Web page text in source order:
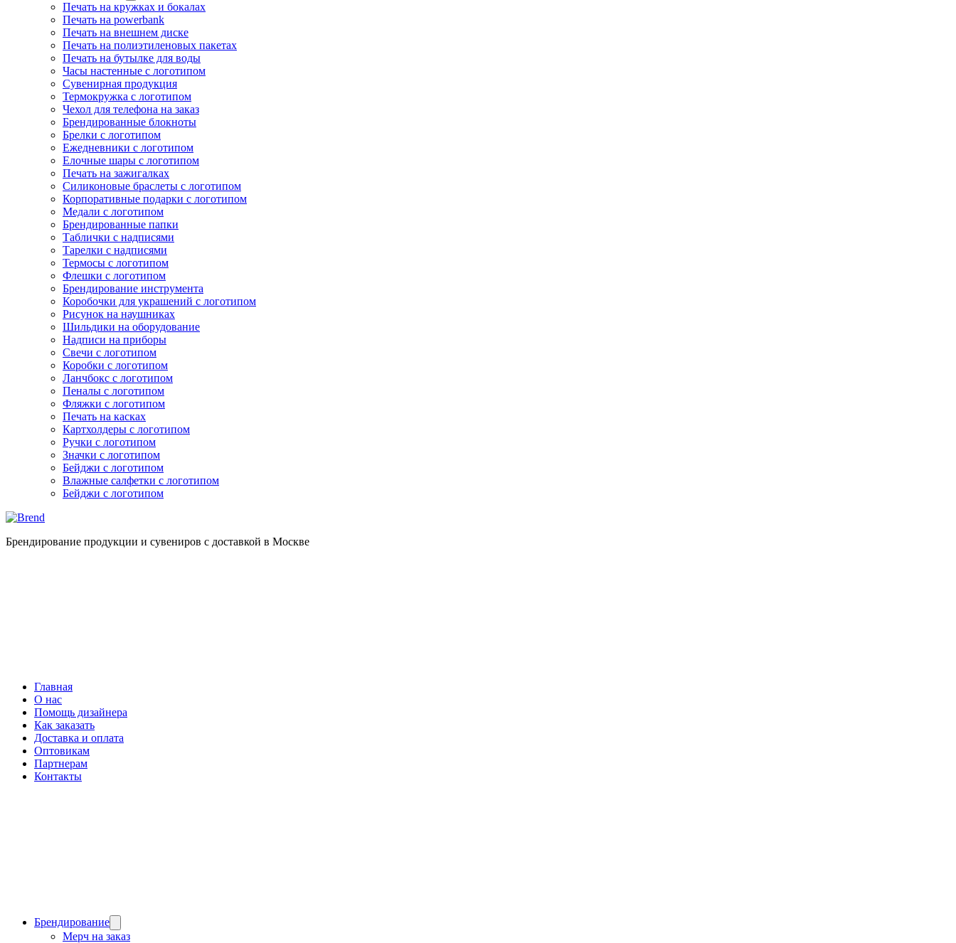
Печать на кружках и бокалах
Печать на powerbank
Печать на внешнем диске
Печать на полиэтиленовых пакетах
Печать на бутылке для воды
Часы настенные с логотипом
Сувенирная продукция
Термокружка с логотипом
Чехол для телефона на заказ
Брендированные блокноты
Брелки с логотипом
Ежедневники с логотипом
Елочные шары с логотипом
Печать на зажигалках
Силиконовые браслеты с логотипом
Корпоративные подарки с логотипом
Медали с логотипом
Брендированные папки
Таблички с надписями
Тарелки с надписями
Термосы с логотипом
Флешки с логотипом
Брендирование инструмента
Коробочки для украшений с логотипом
Рисунок на наушниках
Шильдики на оборудование
Надписи на приборы
Свечи с логотипом
Коробки с логотипом
Ланчбокс с логотипом
Пеналы с логотипом
Фляжки с логотипом
Печать на касках
Картхолдеры с логотипом
Ручки с логотипом
Значки с логотипом
Бейджи с логотипом
Влажные салфетки с логотипом
Бейджи с логотипом
Брендирование продукции и сувениров с доставкой в Москве
Главная
О нас
Помощь дизайнера
Как заказать
Доставка и оплата
Оптовикам
Партнерам
Контакты
Брендирование
Мерч на заказ